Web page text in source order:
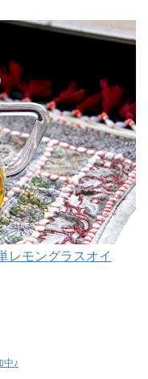
レモングラスオイ
中♪